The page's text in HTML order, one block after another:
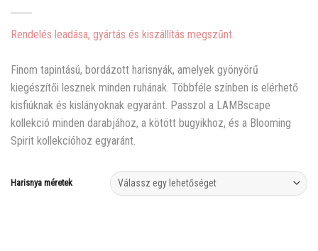
Rendelés leadása, gyártás és kiszállítás megszűnt.
Finom tapintású, bordázott harisnyák, amelyek gyönyörű
kiegészítői lesznek minden ruhának. Többféle színben is elérhető
kisfiúknak és kislányoknak egyaránt. Passzol a LAMBscape
kollekció minden darabjához, a kötött bugyikhoz, és a Blooming
Spirit kollekcióhoz egyaránt.
Harisnya méretek